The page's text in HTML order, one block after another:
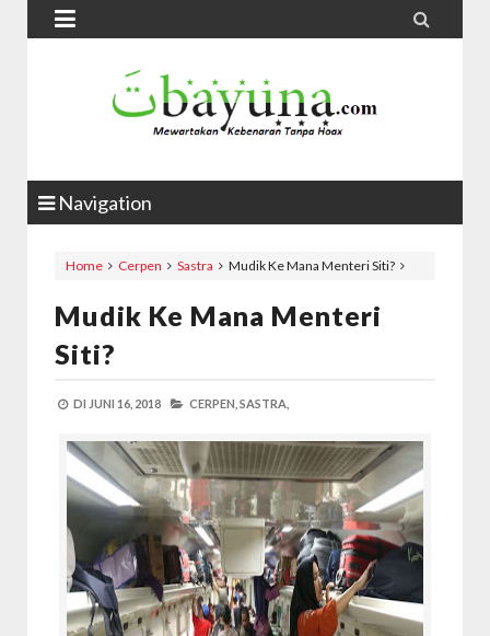
 
Navigation
Home Cerpen Sastra Mudik Ke Mana Menteri Siti?
Mudik Ke Mana Menteri
Siti?
DI JUNI 16, 2018 CERPEN, SASTRA,